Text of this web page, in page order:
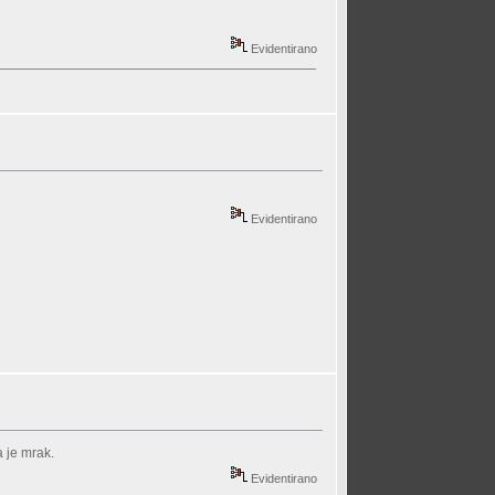
Evidentirano
Evidentirano
je mrak.
Evidentirano